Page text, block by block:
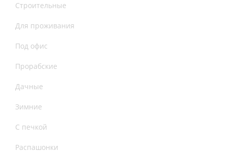
Строительные
Для проживания
Под офис
Прорабские
Дачные
Зимние
С печкой
Распашонки